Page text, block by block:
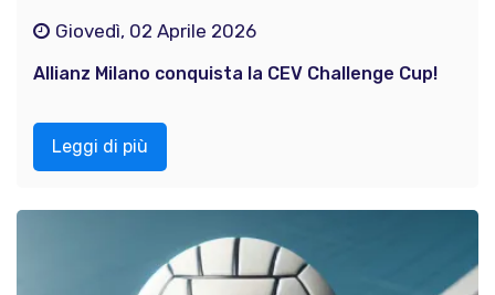
Giovedì, 02 Aprile 2026
Allianz Milano conquista la CEV Challenge Cup!
Leggi di più